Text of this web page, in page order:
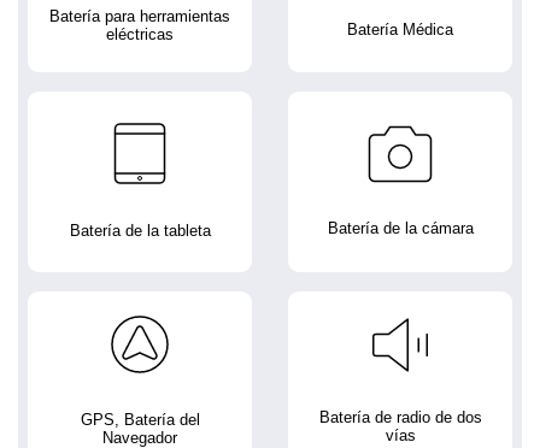
Batería para herramientas
eléctricas
Batería Médica
Batería de la tableta Batería de la cámara
GPS, Batería del
Navegador
Batería de radio de dos
vías